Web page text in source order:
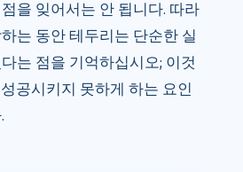
을 잊어서는 안 됩니다. 따라
는 동안 테두리는 단순한 실
는 점을 기억하십시오; 이것
공시키지 못하게 하는 요인